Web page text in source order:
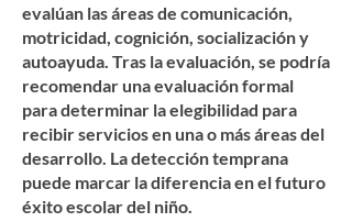
evalúan las áreas de comunicación,
motricidad, cognición, socialización y
autoayuda. Tras la evaluación, se podría
recomendar una evaluación formal
para determinar la elegibilidad para
recibir servicios en una o más áreas del
desarrollo. La detección temprana
puede marcar la diferencia en el futuro
éxito escolar del niño.